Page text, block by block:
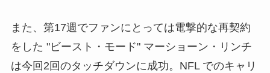
また、第17週でファンにとっては電撃的な再契約
をした "ビースト・モード" マーショーン・リンチ
は今回2回のタッチダウンに成功。NFL でのキャリ